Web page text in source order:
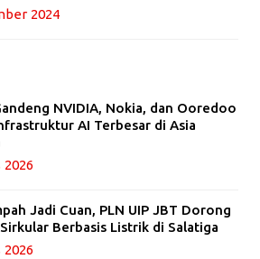
2024
NVIDIA, Nokia, dan Ooredoo
AI Terbesar di Asia
2026
Jadi Cuan, PLN UIP JBT Dorong
Berbasis Listrik di Salatiga
2026